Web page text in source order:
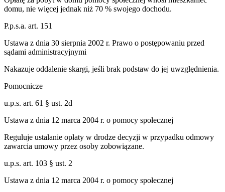
domu, nie więcej jednak niż 70 % swojego dochodu.
P.p.s.a. art. 151
Ustawa z dnia 30 sierpnia 2002 r. Prawo o postępowaniu przed
sądami administracyjnymi
Nakazuje oddalenie skargi, jeśli brak podstaw do jej uwzględnienia.
Pomocnicze
u.p.s. art. 61 § ust. 2d
Ustawa z dnia 12 marca 2004 r. o pomocy społecznej
Reguluje ustalanie opłaty w drodze decyzji w przypadku odmowy
zawarcia umowy przez osoby zobowiązane.
u.p.s. art. 103 § ust. 2
Ustawa z dnia 12 marca 2004 r. o pomocy społecznej